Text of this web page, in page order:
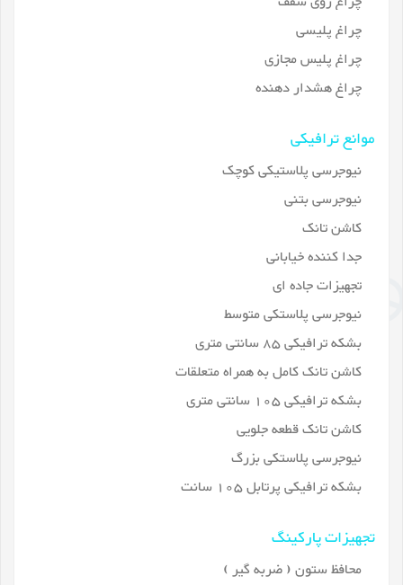
چراغ پلیسی
چراغ پلیس مجازی
چراغ هشدار دهنده
موانع ترافیکی
نیوجرسی پلاستیکی کوچک
نیوجرسی بتنی
کاشن تانک
جدا کننده خیابانی
تجهیزات جاده ای
نیوجرسی پلاستکی متوسط
بشکه ترافیکی 85 سانتی متری
کاشن تانک کامل به همراه متعلقات
بشکه ترافیکی 105 سانتی متری
کاشن تانک قطعه جلویی
نیوجرسی پلاستکی بزرگ
بشکه ترافیکی پرتابل 105 سانت
تجهیزات پارکینگ
محافظ ستون ( ضربه گیر )